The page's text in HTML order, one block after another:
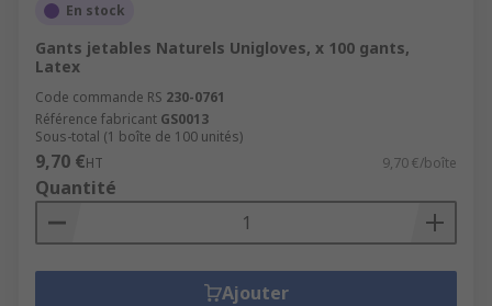
En stock
Gants jetables Naturels Unigloves, x 100 gants,
Latex
Code commande RS 230-0761
Référence fabricant GS0013
Sous-total (1 boîte de 100 unités)
9,70 €HT 9,70 €/boîte
Quantité
Ajouter